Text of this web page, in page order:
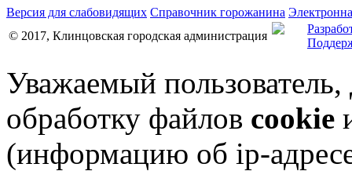
Версия для слабовидящих Справочник горожанина
© 2017, Клинцовская городская администрация
Уважаемый
обработку файлов cookie
(информацию об ip-